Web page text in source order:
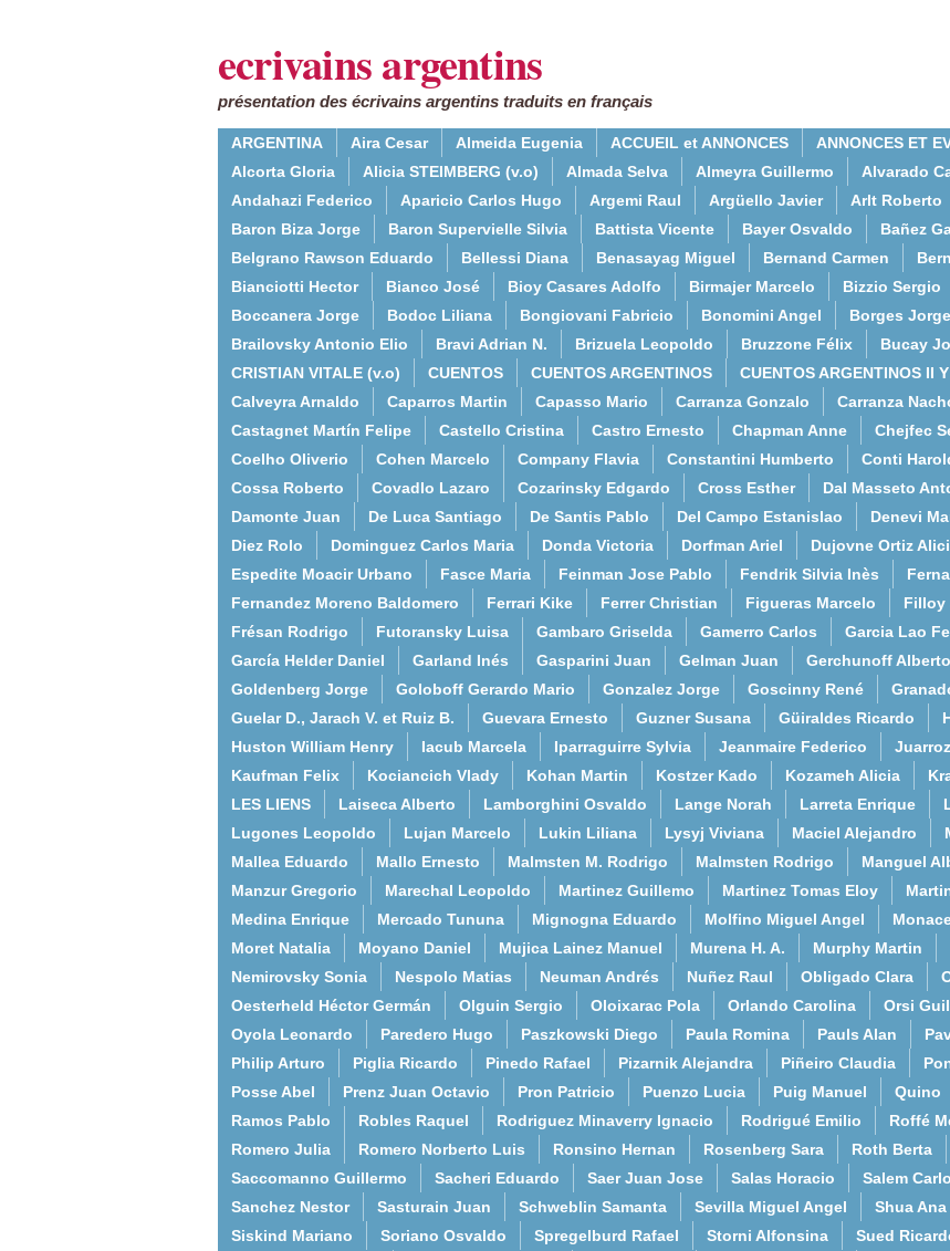
ecrivains argentins
présentation des écrivains argentins traduits en français
ARGENTINA Aira Cesar Almeida Eugenia ACCUEIL et ANNONCES ANNONCES ET
Alcorta Gloria
Alicia STEIMBERG (v.o) Almada Selva Almeyra Guillermo Alvarado
Andahazi Federico
Aparicio Carlos Hugo Argemi Raul Argüello Javier Arlt Roberto
Baron Biza Jorge
Baron Supervielle Silvia Battista Vicente Bayer Osvaldo Bañez
Belgrano Rawson Eduardo
Bellessi Diana Benasayag Miguel Bernand Carmen
Bianciotti Hector
Bianco José Bioy Casares Adolfo Birmajer Marcelo Bizzio Sergio
Boccanera Jorge
Bodoc Liliana Bongiovani Fabricio Bonomini Angel Borges
Brailovsky Antonio Elio
Bravi Adrian N. Brizuela Leopoldo Bruzzone Félix Bucay
CRISTIAN VITALE (v.o)
CUENTOS CUENTOS ARGENTINOS CUENTOS ARGENTINOS II
Calveyra Arnaldo
Caparros Martin Capasso Mario Carranza Gonzalo Carranza
Castagnet Martín Felipe
Castello Cristina Castro Ernesto Chapman Anne Chejfec
Coelho Oliverio
Cohen Marcelo Company Flavia Constantini Humberto Conti
Cossa Roberto
Covadlo Lazaro Cozarinsky Edgardo Cross Esther Dal Masseto
Damonte Juan
De Luca Santiago De Santis Pablo Del Campo Estanislao Denevi
Diez Rolo
Dominguez Carlos Maria Donda Victoria Dorfman Ariel Dujovne Ortiz
Espedite Moacir Urbano
Fasce Maria Feinman Jose Pablo Fendrik Silvia Inès
Fernandez Moreno Baldomero
Ferrari Kike Ferrer Christian Figueras Marcelo Filloy
Frésan Rodrigo
Futoransky Luisa Gambaro Griselda Gamerro Carlos Garcia Lao
García Helder Daniel
Garland Inés Gasparini Juan Gelman Juan Gerchunoff Alberto
Goldenberg Jorge
Goloboff Gerardo Mario Gonzalez Jorge Goscinny René
Guelar D., Jarach V. et Ruiz B.
Guevara Ernesto Guzner Susana Güiraldes Ricardo
Huston William Henry
Iacub Marcela Iparraguirre Sylvia Jeanmaire Federico
Kaufman Felix
Kociancich Vlady Kohan Martin Kostzer Kado Kozameh Alicia
LES LIENS
Laiseca Alberto Lamborghini Osvaldo Lange Norah Larreta Enrique
Lugones Leopoldo
Lujan Marcelo Lukin Liliana Lysyj Viviana Maciel Alejandro
Mallea Eduardo
Mallo Ernesto Malmsten M. Rodrigo Malmsten Rodrigo Manguel
Manzur Gregorio
Marechal Leopoldo Martinez Guillemo Martinez Tomas Eloy
Medina Enrique
Mercado Tununa Mignogna Eduardo Molfino Miguel Angel
Moret Natalia
Moyano Daniel Mujica Lainez Manuel Murena H. A. Murphy Martin
Nemirovsky Sonia
Nespolo Matias Neuman Andrés Nuñez Raul Obligado Clara
Oesterheld Héctor Germán
Olguin Sergio Oloixarac Pola Orlando Carolina Orsi
Oyola Leonardo
Paredero Hugo Paszkowski Diego Paula Romina Pauls Alan
Philip Arturo
Piglia Ricardo Pinedo Rafael Pizarnik Alejandra Piñeiro Claudia
Posse Abel
Prenz Juan Octavio Pron Patricio Puenzo Lucia Puig Manuel Quino
Ramos Pablo
Robles Raquel Rodriguez Minaverry Ignacio Rodrigué Emilio Roffé
Romero Julia
Romero Norberto Luis Ronsino Hernan Rosenberg Sara Roth Berta
Saccomanno Guillermo
Sacheri Eduardo Saer Juan Jose Salas Horacio Salem
Sanchez Nestor
Sasturain Juan Schweblin Samanta Sevilla Miguel Angel Shua
Siskind Mariano
Soriano Osvaldo Spregelburd Rafael Storni Alfonsina Sued